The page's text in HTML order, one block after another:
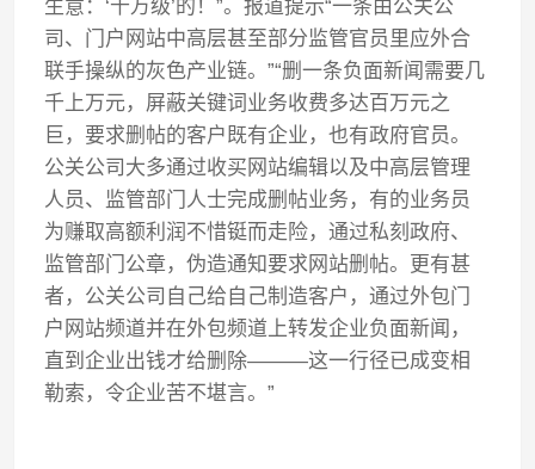
生意：‘千万级’的！”。报道提示“一条由公关公
司、门户网站中高层甚至部分监管官员里应外合
联手操纵的灰色产业链。”“删一条负面新闻需要几
千上万元，屏蔽关键词业务收费多达百万元之
巨，要求删帖的客户既有企业，也有政府官员。
公关公司大多通过收买网站编辑以及中高层管理
人员、监管部门人士完成删帖业务，有的业务员
为赚取高额利润不惜铤而走险，通过私刻政府、
监管部门公章，伪造通知要求网站删帖。更有甚
者，公关公司自己给自己制造客户，通过外包门
户网站频道并在外包频道上转发企业负面新闻，
直到企业出钱才给删除———这一行径已成变相
勒索，令企业苦不堪言。”